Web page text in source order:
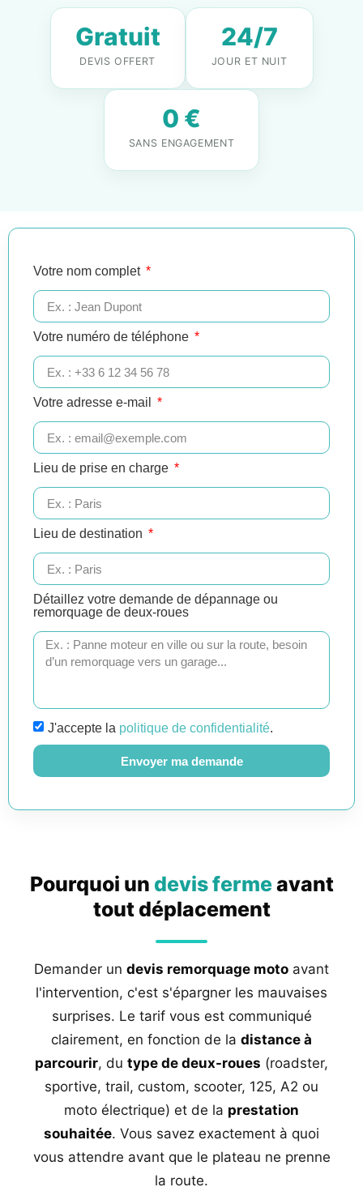
Gratuit
DEVIS OFFERT
24/7
JOUR ET NUIT
0 €
SANS ENGAGEMENT
Votre nom complet
Votre numéro de téléphone
Votre adresse e-mail
Lieu de prise en charge
Lieu de destination
Détaillez votre demande de dépannage ou
remorquage de deux-roues
J'accepte la politique de confidentialité.
Envoyer ma demande
Pourquoi un devis fermeavant
tout déplacement
Demander un devis remorquage moto avant
l'intervention, c'est s'épargner les mauvaises
surprises. Le tarif vous est communiqué
clairement, en fonction de la distance à
parcourir, du type de deux-roues (roadster,
sportive, trail, custom, scooter, 125, A2 ou
moto électrique) et de la prestation
souhaitée. Vous savez exactement à quoi
vous attendre avant que le plateau ne prenne
la route.